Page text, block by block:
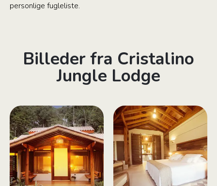
personlige fugleliste.
Billeder fra Cristalino
Jungle Lodge